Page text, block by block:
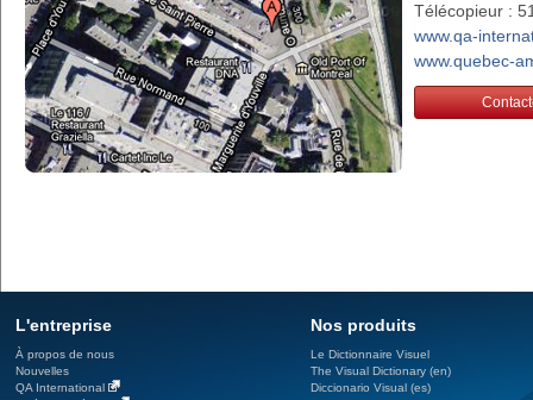
Télécopieur :
www.qa-
www.quebec-
L'entreprise
À propos de nous
Nouvelles
QA International
Nos produits
Le Dictionnaire Visuel
The Visual Dictionary (en)
Diccionario Visual (es)